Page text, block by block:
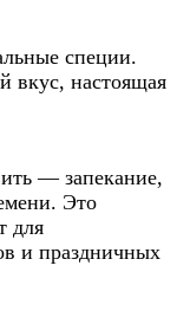
специи.
вкус, настоящая
— запекание,
Это
для
и праздничных